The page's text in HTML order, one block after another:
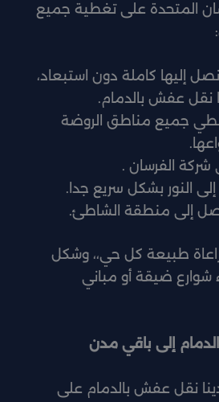
المتحدة على تغطية جميع
إليها كاملة دون استبعاد،
نقل عفش بالدمام.
جميع مناطق الروضة
الفرسان .
النور بشكل سريع جدا.
إلى منطقة الشاطئ.
طبيعة كل حي،، وشكل
شوارع ضيقة أو مباني
إلى باقي مدن
نقل عفش بالدمام على